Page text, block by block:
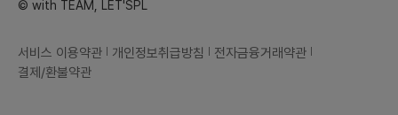
© with TEAM, LET'SPL
서비스 이용약관 개인정보취급방침
전자금융거래약관
결제/환불약관